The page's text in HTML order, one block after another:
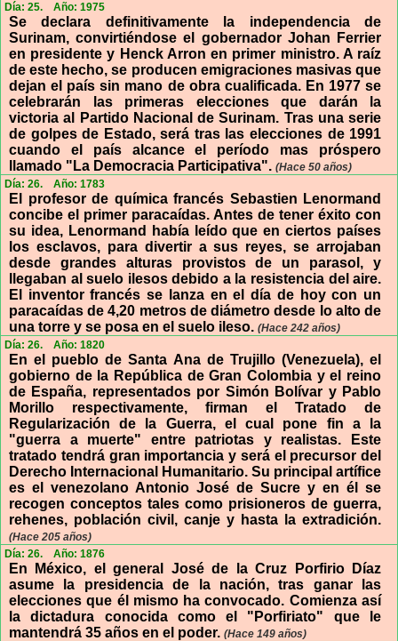
Día: 25.
Año: 1975
Se declara definitivamente la independencia de
Surinam, convirtiéndose el gobernador Johan Ferrier
en presidente y Henck Arron en primer ministro. A raíz
de este hecho, se producen emigraciones masivas que
dejan el país sin mano de obra cualificada. En 1977 se
celebrarán las primeras elecciones que darán la
victoria al Partido Nacional de Surinam. Tras una serie
de golpes de Estado, será tras las elecciones de 1991
cuando el país alcance el período mas próspero
llamado "La Democracia Participativa". (Hace 50 años)
Día: 26.
Año: 1783
El profesor de química francés Sebastien Lenormand
concibe el primer paracaídas. Antes de tener éxito con
su idea, Lenormand había leído que en ciertos países
los esclavos, para divertir a sus reyes, se arrojaban
desde grandes alturas provistos de un parasol, y
llegaban al suelo ilesos debido a la resistencia del aire.
El inventor francés se lanza en el día de hoy con un
paracaídas de 4,20 metros de diámetro desde lo alto de
una torre y se posa en el suelo ileso. (Hace 242 años)
Día: 26.
Año: 1820
En el pueblo de Santa Ana de Trujillo (Venezuela), el
gobierno de la República de Gran Colombia y el reino
de España, representados por Simón Bolívar y Pablo
Morillo respectivamente, firman el Tratado de
Regularización de la Guerra, el cual pone fin a la
"guerra a muerte" entre patriotas y realistas. Este
tratado tendrá gran importancia y será el precursor del
Derecho Internacional Humanitario. Su principal artífice
es el venezolano Antonio José de Sucre y en él se
recogen conceptos tales como prisioneros de guerra,
rehenes, población civil, canje y hasta la extradición.
(Hace 205 años)
Día: 26.
Año: 1876
En México, el general José de la Cruz Porfirio Díaz
asume la presidencia de la nación, tras ganar las
elecciones que él mismo ha convocado. Comienza así
la dictadura conocida como el "Porfiriato" que le
mantendrá 35 años en el poder. (Hace 149 años)